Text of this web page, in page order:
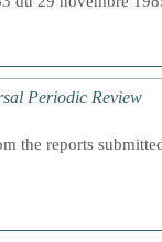
Periodic Review
the reports